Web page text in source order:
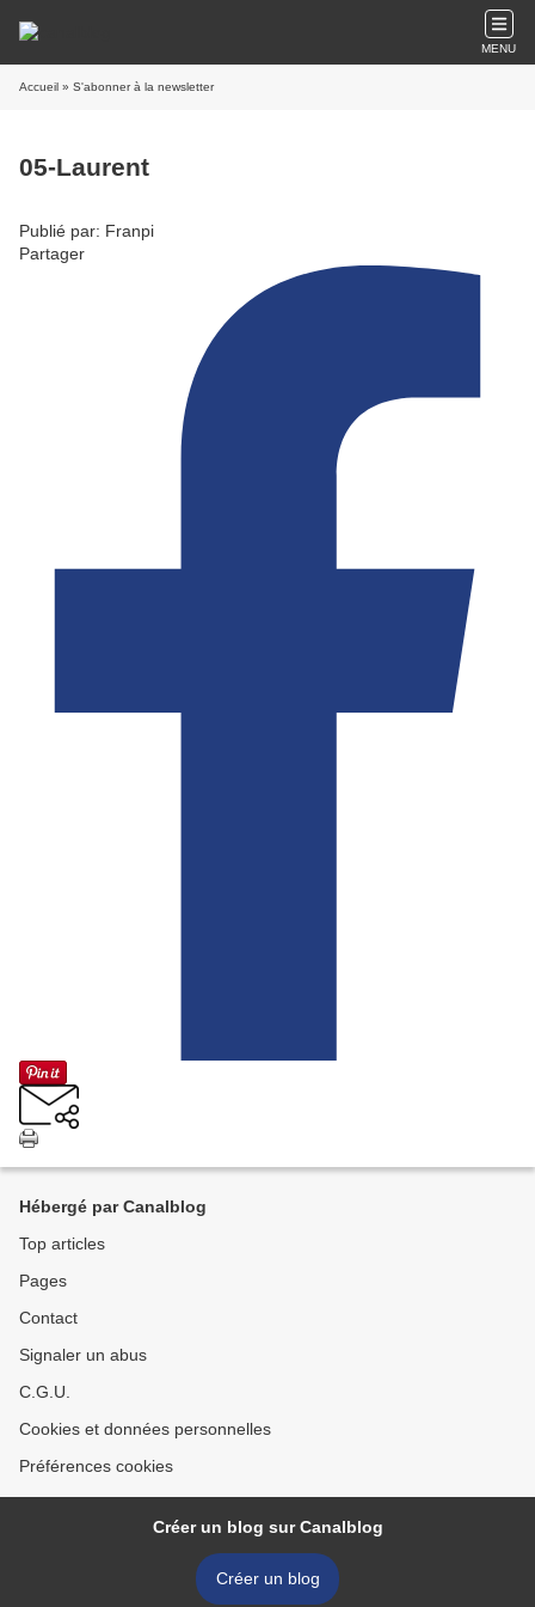
MENU
Accueil » S'abonner à la newsletter
05-Laurent
Publié par: Franpi
Partager
Hébergé par Canalblog
Top articles
Pages
Contact
Signaler un abus
C.G.U.
Cookies et données personnelles
Préférences cookies
Créer un blog sur Canalblog
Créer un blog